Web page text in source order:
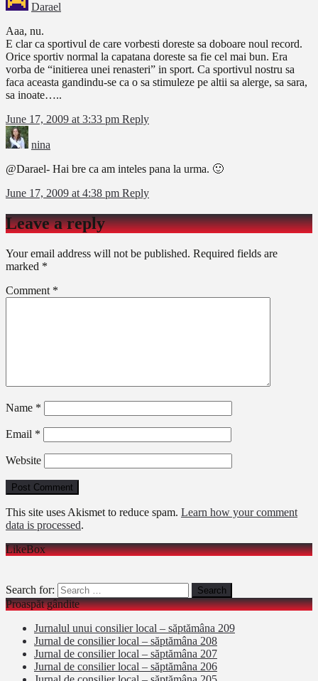
Darael
Aaa, nu.
E clar ca sportivul de care vorbesti doreste sa doboare noul record.
Orice sportiv normal la capatana doreste sa fie cel mai bun. Era
vorba de “initierea unei renasteri” in sport. Ca sportivul nostru sa
faca aceasta gandindu-se ca o sa stimuleze pe altii sa alerge, sa sara,
sa inoate…..
June 17, 2009 at 3:33 pm Reply
nina
@Darael- Hai bre ca am inteles pana la urma. 🙂
June 17, 2009 at 4:38 pm Reply
Leave a reply
Your email address will not be published. Required fields are
marked *
Comment *
Name *
Email *
Website
This site uses Akismet to reduce spam. Learn how your comment
data is processed.
LikeBox
Search for:
Proaspăt gândite
Jurnalul unui consilier local – săptămâna 209
Jurnal de consilier local – săptămâna 208
Jurnal de consilier local – săptămâna 207
Jurnal de consilier local – săptămâna 206